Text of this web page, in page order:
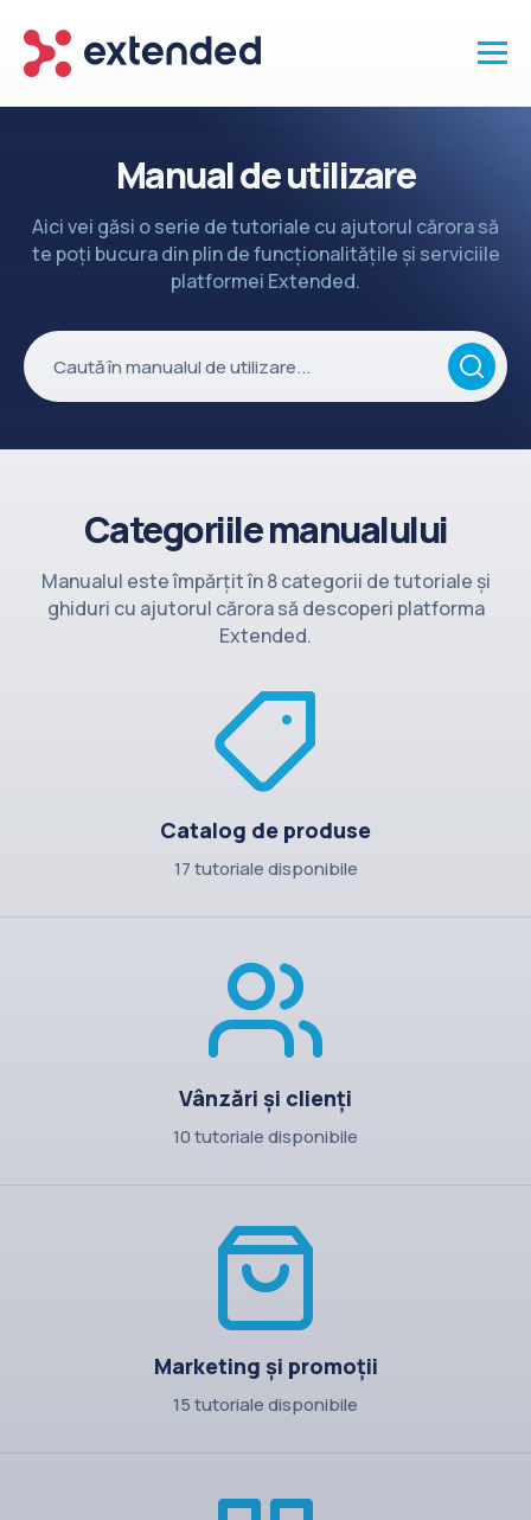
Vanzari și clienti
Marketing și promotii
Integrări
Setări
Înapoi la site
Contact
Manual de utilizare
Aici vei găsi o serie de tutoriale cu ajutorul cărora să
te poți bucura din plin de funcționalitățile și serviciile
platformei Extended.
Categoriile manualului
Manualul este împărțit în 8 categorii de tutoriale și
ghiduri cu ajutorul cărora să descoperi platforma
Extended.
Catalog de produse
17 tutoriale disponibile
Vânzări și clienți
10 tutoriale disponibile
Marketing și promoții
15 tutoriale disponibile